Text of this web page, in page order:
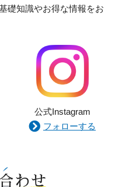
礎知識やお得な情報をお
公式Instagram
フォローする
わせ